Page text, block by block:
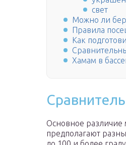
свет
Можно ли
Правила
Как
Хамам в
Основное различие
предполагают